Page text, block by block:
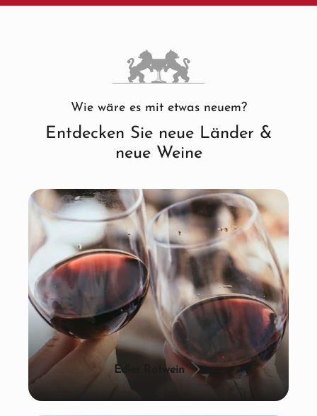
Wie wäre es mit etwas neuem?
Entdecken Sie neue Länder &
neue Weine
Edler Rotwein